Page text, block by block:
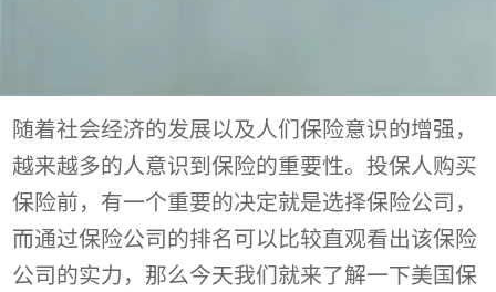
随着社会经济的发展以及人们保险意识的增强，
越来越多的人意识到保险的重要性。投保人购买
保险前，有一个重要的决定就是选择保险公司，
而通过保险公司的排名可以比较直观看出该保险
公司的实力，那么今天我们就来了解一下美国保